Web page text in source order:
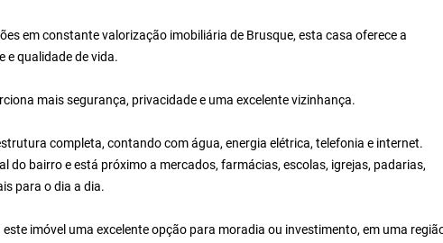
em constante valorização imobiliária de Brusque, esta casa oferece a
e qualidade de vida.
mais segurança, privacidade e uma excelente vizinhança.
completa, contando com água, energia elétrica, telefonia e internet.
do bairro e está próximo a mercados, farmácias, escolas, igrejas, padarias,
para o dia a dia.
imóvel uma excelente opção para moradia ou investimento, em uma